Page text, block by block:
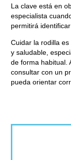
La clave está en
especialista
permitirá
Cuidar la rodilla
y saludable,
de forma habitual.
consultar con un
pueda orientar